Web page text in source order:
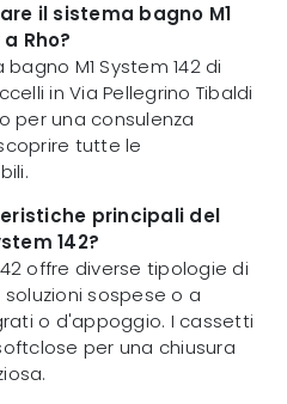
il sistema bagno M1
Rho?
M1 System 142 di
in Via Pellegrino Tibaldi
per una consulenza
tutte le
principali del
142?
offre diverse tipologie di
sospese o a
o d'appoggio. I cassetti
per una chiusura